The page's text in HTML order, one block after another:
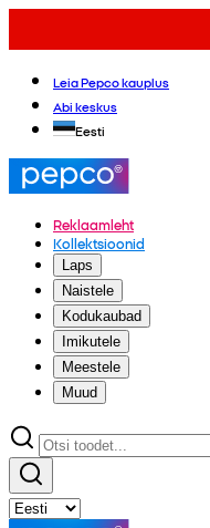
Leia Pepco kauplus
Abi keskus
Eesti
Reklaamleht
Kollektsioonid
Laps
Naistele
Kodukaubad
Imikutele
Meestele
Muud